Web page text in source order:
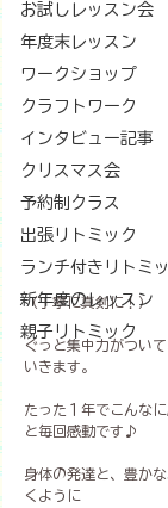
お試しレッスン会
年度末レッスン
ワークショップ
クラフトワーク
インタビュー記事
クリスマス会
予約制クラス
出張リトミック
ランチ付きリトミ
新年度のレッスン
親子リトミック
（丁寧に真剣に！）
ぐっと集中力がつい
いきます。
たった１年でこんな
と毎回感動です♪
身体の発達と、豊か
くように